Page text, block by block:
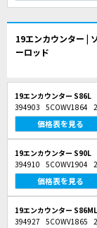
19エンカウンター |
ーロッド
19エンカウンター S86L
394903 5COWV1864
価格表を見る
19エンカウンター S90L
394910 5COWV1904
価格表を見る
19エンカウンター S86ML
394927 5COWV1865